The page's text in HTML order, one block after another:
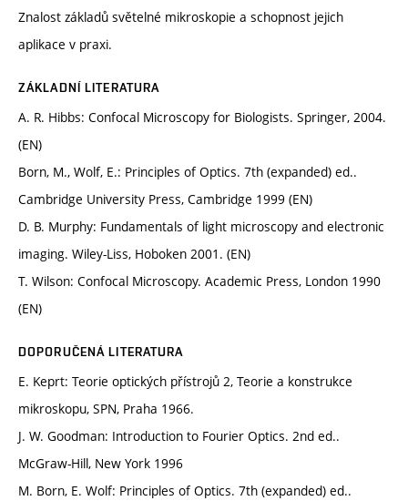
Znalost základů světelné mikroskopie a schopnost jejich
aplikace v praxi.
ZÁKLADNÍ LITERATURA
A. R. Hibbs: Confocal Microscopy for Biologists. Springer, 2004.
(EN)
Born, M., Wolf, E.: Principles of Optics. 7th (expanded) ed..
Cambridge University Press, Cambridge 1999 (EN)
D. B. Murphy: Fundamentals of light microscopy and electronic
imaging. Wiley-Liss, Hoboken 2001. (EN)
T. Wilson: Confocal Microscopy. Academic Press, London 1990
(EN)
DOPORUČENÁ LITERATURA
E. Keprt: Teorie optických přístrojů 2, Teorie a konstrukce
mikroskopu, SPN, Praha 1966.
J. W. Goodman: Introduction to Fourier Optics. 2nd ed..
McGraw-Hill, New York 1996
M. Born, E. Wolf: Principles of Optics. 7th (expanded) ed..